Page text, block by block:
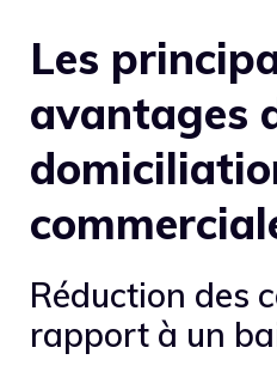
Les
avantages
Réduction des
rapport à un